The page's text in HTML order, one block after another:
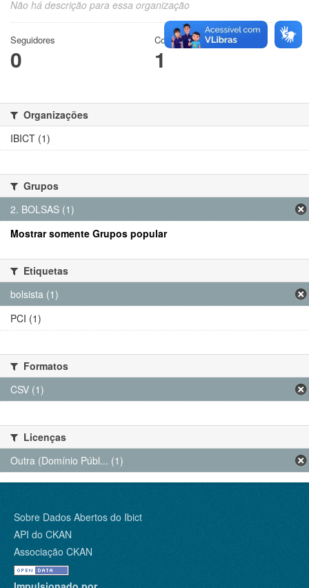
Não há descrição para essa organização
Seguidores
0
Conjuntos de dados
1
Organizações
IBICT (1)
Grupos
2. BOLSAS (1)
Mostrar somente Grupos popular
Etiquetas
bolsista (1)
PCI (1)
Formatos
CSV (1)
Licenças
Outra (Domínio Públ... (1)
Sobre Dados Abertos do Ibict
API do CKAN
Associação CKAN